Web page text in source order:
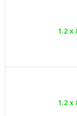
1.2 x
1.2 x